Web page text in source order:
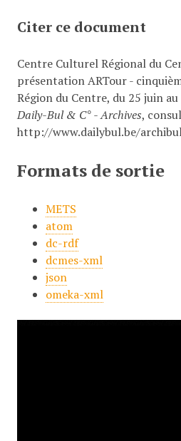
Citer ce document
Centre Culturel Régional du
présentation ARTour -
Région du Centre, du 25 juin
Daily-Bul & C° - Archives,
http://www.dailybul.be/
Formats de sortie
METS
atom
dc-rdf
dcmes-xml
json
omeka-xml